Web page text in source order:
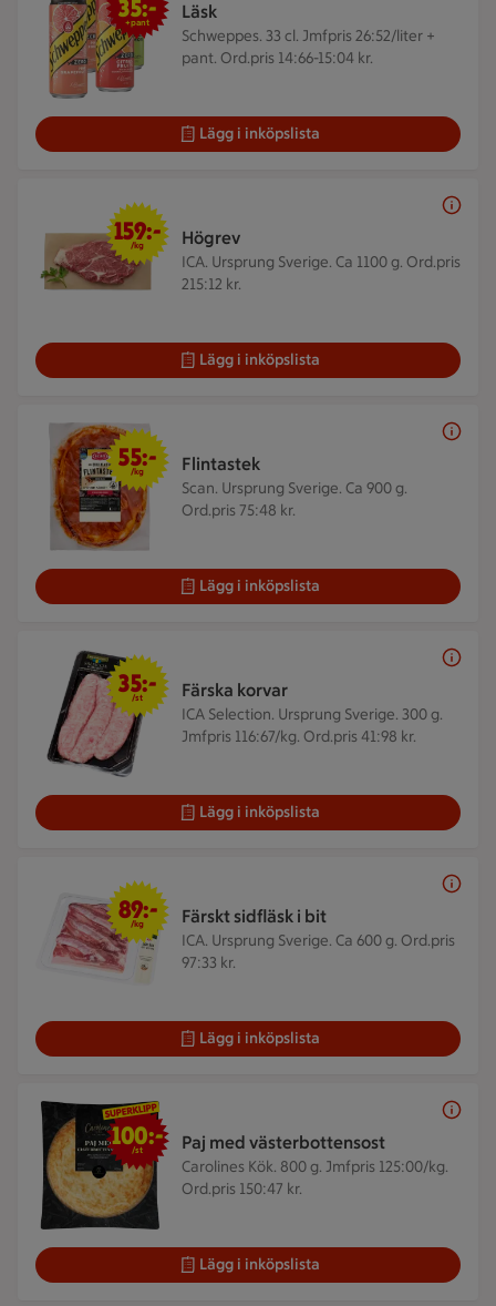
Läsk
Schweppes. 33 cl. Jmfpris 26:52/liter +
pant. Ord.pris 14:66-15:04 kr.
35:-
+pant
Lägg i inköpslista
Högrev
ICA. Ursprung Sverige. Ca 1100 g. Ord.pris
215:12 kr.
159 kr/kg
159:-
/kg
Lägg i inköpslista
Flintastek
Scan. Ursprung Sverige. Ca 900 g.
Ord.pris 75:48 kr.
55 kr/kg
55:-
/kg
Lägg i inköpslista
Färska korvar
ICA Selection. Ursprung Sverige. 300 g.
Jmfpris 116:67/kg. Ord.pris 41:98 kr.
35 kr/st
35:-
/st
Lägg i inköpslista
Färskt sidfläsk i bit
ICA. Ursprung Sverige. Ca 600 g. Ord.pris
97:33 kr.
89 kr/kg
89:-
/kg
Lägg i inköpslista
Paj med västerbottensost
Carolines Kök. 800 g. Jmfpris 125:00/kg.
Ord.pris 150:47 kr.
100 kr/st
100:-
/st
Lägg i inköpslista